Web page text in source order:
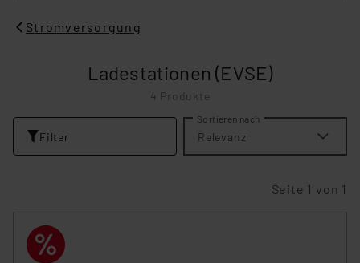
Stromversorgung
Ladestationen (EVSE)
4 Produkte
Filter
Sortieren nach
Relevanz
Seite 1 von 1